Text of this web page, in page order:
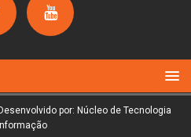
por: Núcleo de Tecnologia